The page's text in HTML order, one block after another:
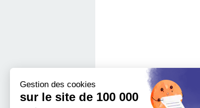
QUI SOMMES-NOUS ?
Notre impact
Gestion des cookies
sur le site de 100 000